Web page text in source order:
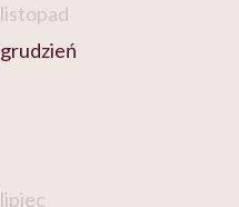
listopad
grudzień
lipiec